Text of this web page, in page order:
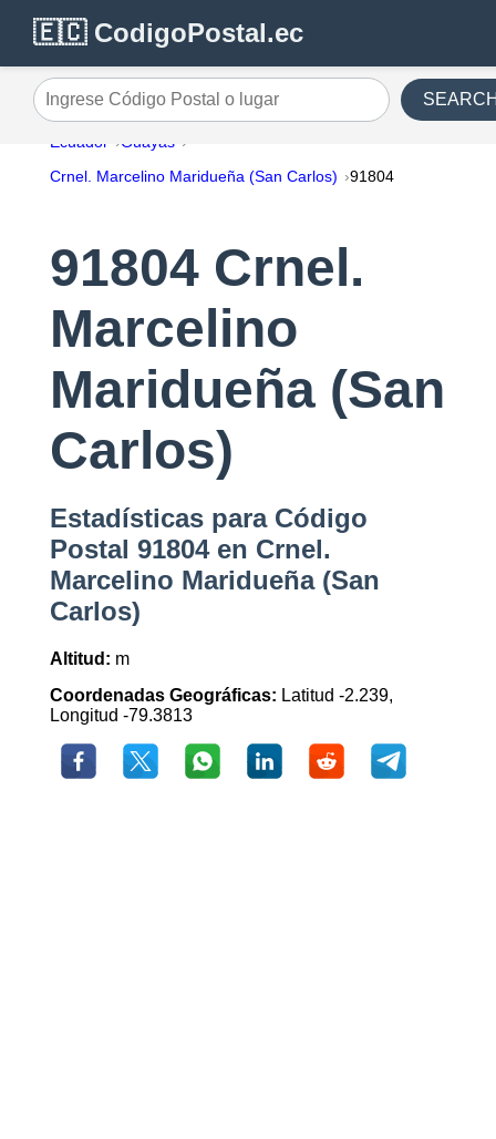
🇪🇨 CodigoPostal.ec
Ingrese Código Postal o lugar
Ecuador
Guayas
Crnel. Marcelino Maridueña (San Carlos)
91804
91804 Crnel.
Marcelino
Maridueña (San
Carlos)
Estadísticas para Código
Postal 91804 en Crnel.
Marcelino Maridueña (San
Carlos)
Altitud: m
Coordenadas Geográficas: Latitud -2.239,
Longitud -79.3813